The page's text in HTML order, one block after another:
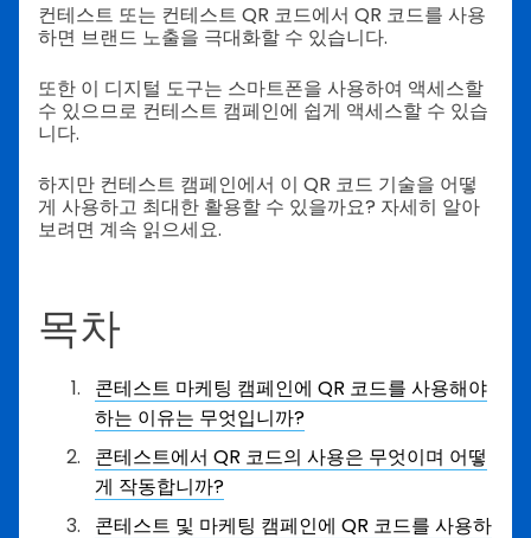
컨테스트 또는 컨테스트 QR 코드에서 QR 코드를 사용
하면 브랜드 노출을 극대화할 수 있습니다.
또한 이 디지털 도구는 스마트폰을 사용하여 액세스할
수 있으므로 컨테스트 캠페인에 쉽게 액세스할 수 있습
니다.
하지만 컨테스트 캠페인에서 이 QR 코드 기술을 어떻
게 사용하고 최대한 활용할 수 있을까요? 자세히 알아
보려면 계속 읽으세요.
목차
콘테스트 마케팅 캠페인에 QR 코드를 사용해야
하는 이유는 무엇입니까?
콘테스트에서 QR 코드의 사용은 무엇이며 어떻
게 작동합니까?
콘테스트 및 마케팅 캠페인에 QR 코드를 사용하